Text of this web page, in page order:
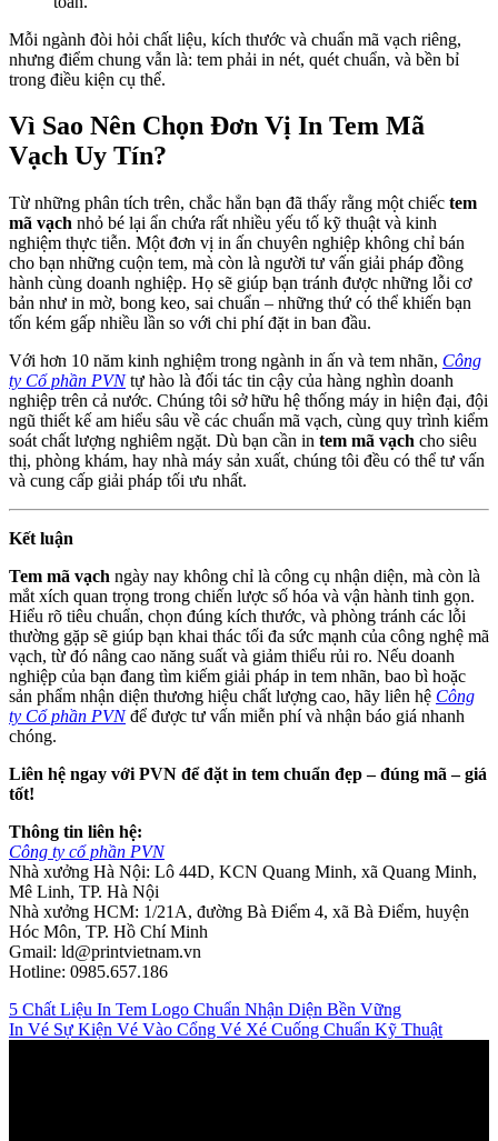
Mỗi ngành đòi hỏi chất liệu, kích thước và chuẩn mã vạch riêng,
nhưng điểm chung vẫn là: tem phải in nét, quét chuẩn, và bền bỉ
trong điều kiện cụ thể.
Vì Sao Nên Chọn Đơn Vị In Tem Mã
Vạch Uy Tín?
Từ những phân tích trên, chắc hẳn bạn đã thấy rằng một chiếc tem
mã vạch nhỏ bé lại ẩn chứa rất nhiều yếu tố kỹ thuật và kinh
nghiệm thực tiễn. Một đơn vị in ấn chuyên nghiệp không chỉ bán
cho bạn những cuộn tem, mà còn là người tư vấn giải pháp đồng
hành cùng doanh nghiệp. Họ sẽ giúp bạn tránh được những lỗi cơ
bản như in mờ, bong keo, sai chuẩn – những thứ có thể khiến bạn
tốn kém gấp nhiều lần so với chi phí đặt in ban đầu.
Với hơn 10 năm kinh nghiệm trong ngành in ấn và tem nhãn, Công
ty Cổ phần PVNtự hào là đối tác tin cậy của hàng nghìn doanh
nghiệp trên cả nước. Chúng tôi sở hữu hệ thống máy in hiện đại, đội
ngũ thiết kế am hiểu sâu về các chuẩn mã vạch, cùng quy trình kiểm
soát chất lượng nghiêm ngặt. Dù bạn cần in tem mã vạch cho siêu
thị, phòng khám, hay nhà máy sản xuất, chúng tôi đều có thể tư vấn
và cung cấp giải pháp tối ưu nhất.
Kết luận
Tem mã vạch ngày nay không chỉ là công cụ nhận diện, mà còn là
mắt xích quan trọng trong chiến lược số hóa và vận hành tinh gọn.
Hiểu rõ tiêu chuẩn, chọn đúng kích thước, và phòng tránh các lỗi
thường gặp sẽ giúp bạn khai thác tối đa sức mạnh của công nghệ mã
vạch, từ đó nâng cao năng suất và giảm thiểu rủi ro. Nếu doanh
nghiệp của bạn đang tìm kiếm giải pháp in tem nhãn, bao bì hoặc
sản phẩm nhận diện thương hiệu chất lượng cao, hãy liên hệ Công
ty Cổ phần PVNđể được tư vấn miễn phí và nhận báo giá nhanh
chóng.
Liên hệ ngay với PVN để đặt in tem chuẩn đẹp – đúng mã – giá
tốt!
Thông tin liên hệ:
Công ty cổ phần PVN
Nhà xưởng Hà Nội: Lô 44D, KCN Quang Minh, xã Quang Minh,
Mê Linh, TP. Hà Nội
Nhà xưởng HCM: 1/21A, đường Bà Điểm 4, xã Bà Điểm, huyện
Hóc Môn, TP. Hồ Chí Minh
Gmail: ld@printvietnam.vn
Hotline: 0985.657.186
5 Chất Liệu In Tem Logo Chuẩn Nhận Diện Bền Vững
In Vé Sự Kiện Vé Vào Cổng Vé Xé Cuống Chuẩn Kỹ Thuật